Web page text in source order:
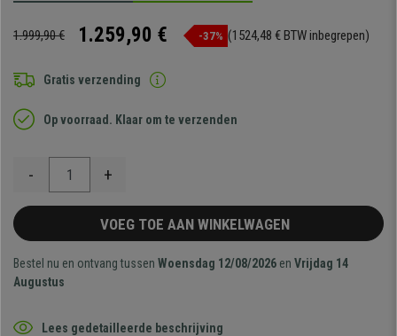
1.999,90 € 1.259,90 € -37% (1524,48 € BTW inbegrepen)
Gratis verzending
Op voorraad. Klaar om te verzenden
- +
VOEG TOE AAN WINKELWAGEN
Bestel nu en ontvang tussen Woensdag 12/08/2026 en Vrijdag 14
Augustus
Lees gedetailleerde beschrijving